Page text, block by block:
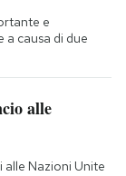
e
a causa di due
alle
alle Nazioni Unite